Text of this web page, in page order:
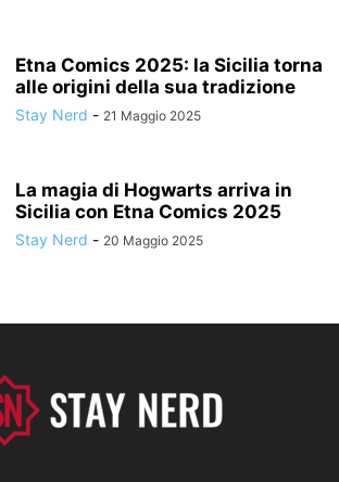
Etna Comics 2025: la Sicilia torna
alle origini della sua tradizione
Stay Nerd - 21 Maggio 2025
La magia di Hogwarts arriva in
Sicilia con Etna Comics 2025
Stay Nerd - 20 Maggio 2025